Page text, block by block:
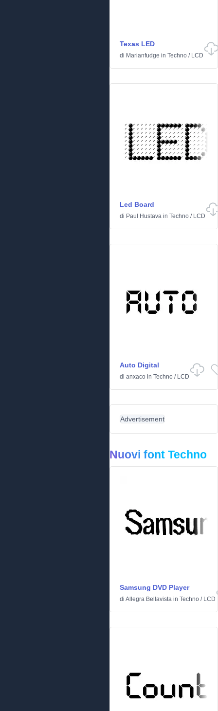
Texas LED
di Marianfudge in Techno / LCD
Led Board
di Paul Hustava in Techno / LCD
Auto Digital
di anxaco in Techno / LCD
Advertisement
Nuovi font Techno
Samsung DVD Player
di Allegra Bellavista in Techno / LCD